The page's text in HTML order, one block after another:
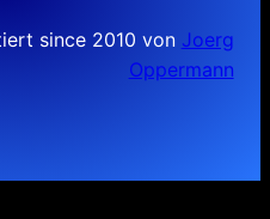
since 2010 von Joerg
Oppermann